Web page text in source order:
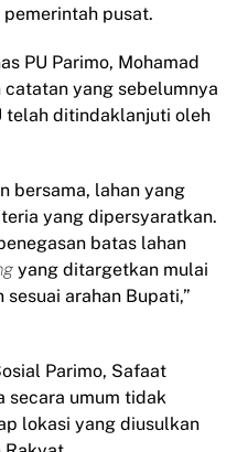
pusat.
PU Parimo, Mohamad
yang sebelumnya
telah ditindaklanjuti oleh
bersama, lahan yang
yang dipersyaratkan.
batas lahan
yang ditargetkan mulai
arahan Bupati,”
Parimo, Safaat
secara umum tidak
lokasi yang diusulkan